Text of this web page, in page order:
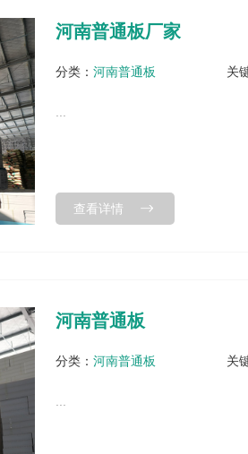
河南普通板厂家
分类：河南普通板 关
...
查看详情
河南普通板
分类：河南普通板 关
...